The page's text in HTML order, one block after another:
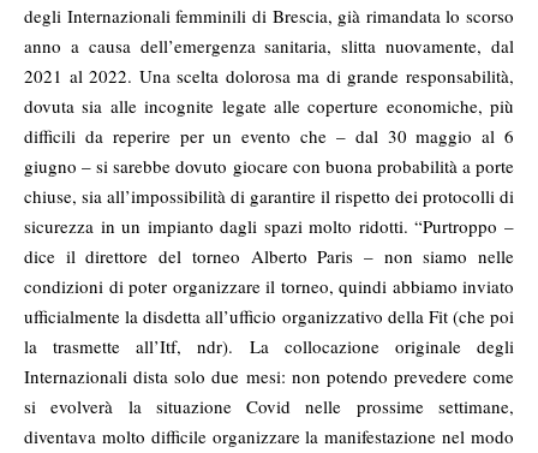
degli Internazionali femminili di Brescia, già rimandata lo scorso
anno a causa dell’emergenza sanitaria, slitta nuovamente, dal
2021 al 2022. Una scelta dolorosa ma di grande responsabilità,
dovuta sia alle incognite legate alle coperture economiche, più
difficili da reperire per un evento che – dal 30 maggio al 6
giugno – si sarebbe dovuto giocare con buona probabilità a porte
chiuse, sia all’impossibilità di garantire il rispetto dei protocolli di
sicurezza in un impianto dagli spazi molto ridotti. “Purtroppo –
dice il direttore del torneo Alberto Paris – non siamo nelle
condizioni di poter organizzare il torneo, quindi abbiamo inviato
ufficialmente la disdetta all’ufficio organizzativo della Fit (che poi
la trasmette all’Itf, ndr). La collocazione originale degli
Internazionali dista solo due mesi: non potendo prevedere come
si evolverà la situazione Covid nelle prossime settimane,
diventava molto difficile organizzare la manifestazione nel modo